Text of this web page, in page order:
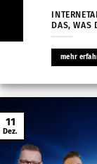
DAS, WAS
mehr
11
Dez.